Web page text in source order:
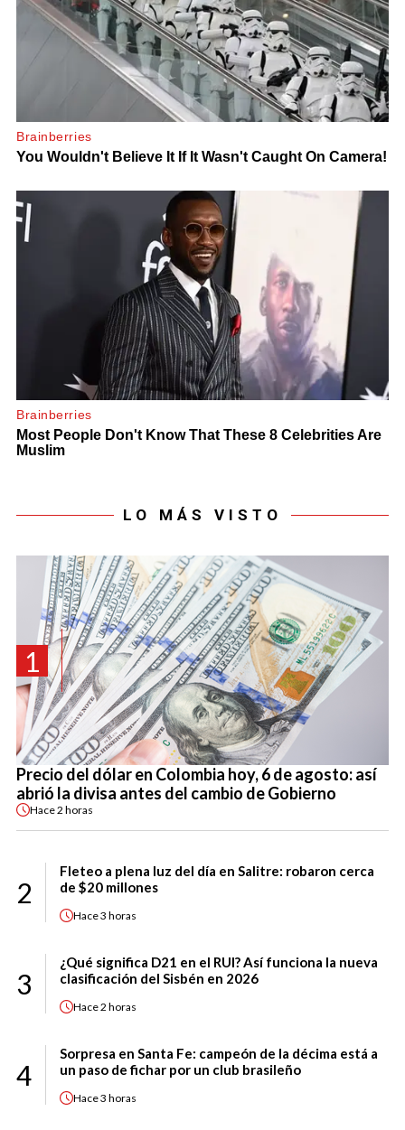
LO MÁS VISTO
1
Precio del dólar en Colombia hoy, 6 de agosto: así
abrió la divisa antes del cambio de Gobierno
Hace2 horas
2
Fleteo a plena luz del día en Salitre: robaron cerca
de $20 millones
Hace3 horas
3
¿Qué significa D21 en el RUI? Así funciona la nueva
clasificación del Sisbén en 2026
Hace2 horas
4
Sorpresa en Santa Fe: campeón de la décima está a
un paso de fichar por un club brasileño
Hace3 horas